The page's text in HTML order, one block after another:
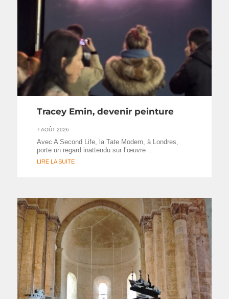
Tracey Emin, devenir peinture
7 AOÛT 2026
Avec A Second Life, la Tate Modern, à Londres,
porte un regard inattendu sur l’œuvre …
LIRE LA SUITE